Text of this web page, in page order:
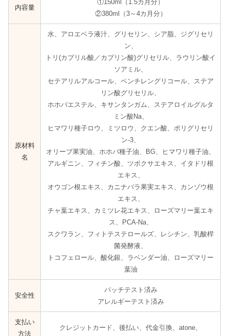
内容量
①150ml（1.5カ月分）
②380ml（3～4カ月分）
原材料
名
水、アロエベラ液汁、グリセリン、シア脂、ジグリセリ
ン、
トリ(カプリル酸／カプリン酸)グリセリル、ラウリン酸イ
ソアミル、
セテアリルアルコール、ペンチレングリコール、ステア
リン酸グリセリル、
ホホバエステル、キサンタンガム、ステアロイルグルタ
ミン酸Na、
ヒマワリ種子ロウ、ミツロウ、クエン酸、ポリグリセリ
ン-3、
オリーブ果実油、ホホバ種子油、BG、ヒマワリ種子油、
アルギニン、フィチン酸、ツボクサエキス、イタドリ根
エキス、
オウゴン根エキス、カニナバラ果実エキス、カンゾウ根
エキス、
チャ葉エキス、カミツレ花エキス、ローズマリー葉エキ
ス、PCA-Na、
スクワラン、フィトテステロールズ、レシチン、乳酸桿
菌発酵液、
トコフェロール、酸化銀、ラベンダー油、ローズマリー
葉油
安全性
パッチテスト済み
アレルギーテスト済み
支払い
方法
クレジットカード、後払い、代金引換、atone、